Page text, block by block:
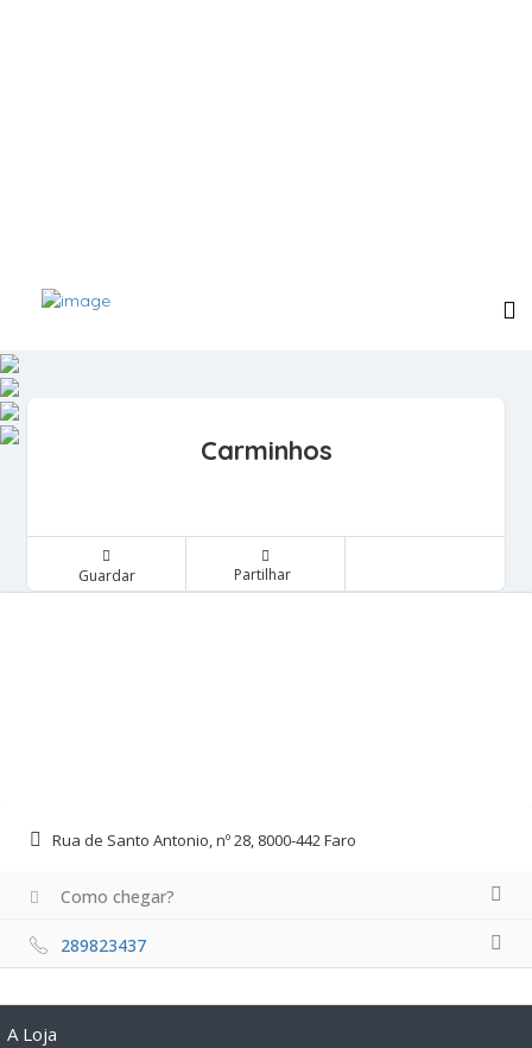
Carminhos
Guardar Partilhar
Rua de Santo Antonio, nº 28, 8000-442 Faro
Como chegar?
289823437
A Loja